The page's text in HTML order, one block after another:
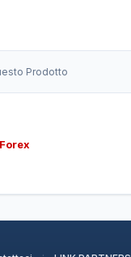
Prodotto